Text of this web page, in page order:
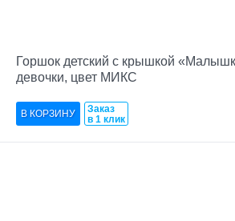
Горшок детский с крышкой
девочки, цвет МИКС
Заказ
в 1 клик